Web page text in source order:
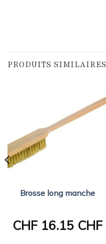
PRODUITS SIMILAIRES
Brosse long manche
CHF16.15 CHF